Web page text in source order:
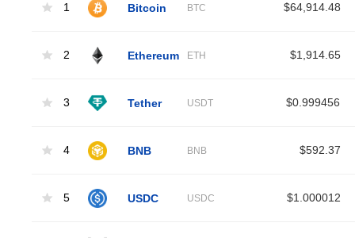
1 Bitcoin BTC $64,914.48
2 Ethereum ETH $1,914.65
3 Tether USDT $0.999456
4 BNB BNB $592.37
5 USDC USDC $1.000012